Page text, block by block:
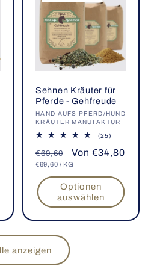
Sehnen Kräuter für
Pferde - Gehfreude
Anbieter:
HAND AUFS PFERD/HUND
KRÄUTER MANUFAKTUR
(25)
insgesamt
Normaler
Preis
€69,60 Verkaufspreis
Von €34,80
GRUNDPREIS
€69,60 / PRO
KG
Optionen
auswählen
anzeigen